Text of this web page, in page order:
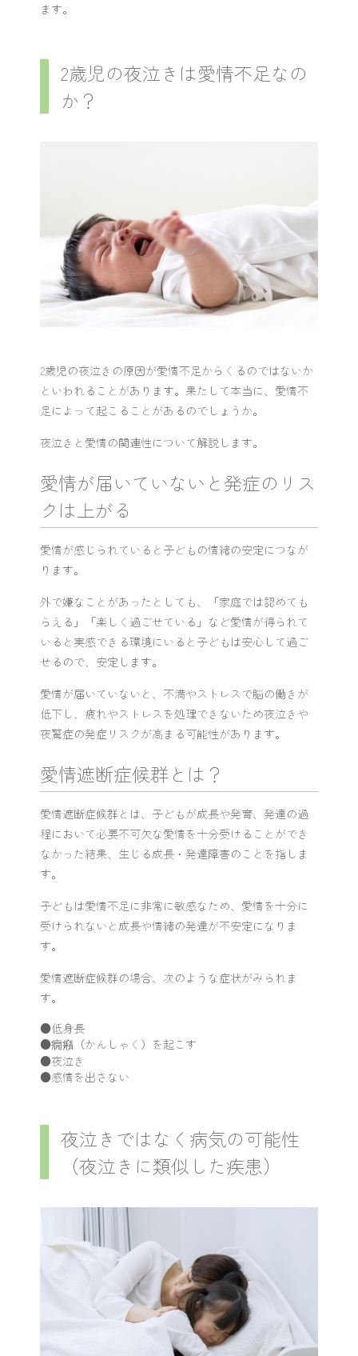
ます。
2歳児の夜泣きは愛情不足なの
か？
2歳児の夜泣きの原因が愛情不足からくるのではないか
といわれることがあります。果たして本当に、愛情不
足によって起こることがあるのでしょうか。
夜泣きと愛情の関連性について解説します。
愛情が届いていないと発症のリス
クは上がる
愛情が感じられていると子どもの情緒の安定につなが
ります。
外で嫌なことがあったとしても、「家庭では認めても
らえる」「楽しく過ごせている」など愛情が得られて
いると実感できる環境にいると子どもは安心して過ご
せるので、安定します。
愛情が届いていないと、不満やストレスで脳の働きが
低下し、疲れやストレスを処理できないため夜泣きや
夜驚症の発症リスクが高まる可能性があります。
愛情遮断症候群とは？
愛情遮断症候群とは、子どもが成長や発育、発達の過
程において必要不可欠な愛情を十分受けることができ
なかった結果、生じる成長・発達障害のことを指しま
す。
子どもは愛情不足に非常に敏感なため、愛情を十分に
受けられないと成長や情緒の発達が不安定になりま
す。
愛情遮断症候群の場合、次のような症状がみられま
す。
●低身長
●癇癪（かんしゃく）を起こす
●夜泣き
●感情を出さない
夜泣きではなく病気の可能性
（夜泣きに類似した疾患）